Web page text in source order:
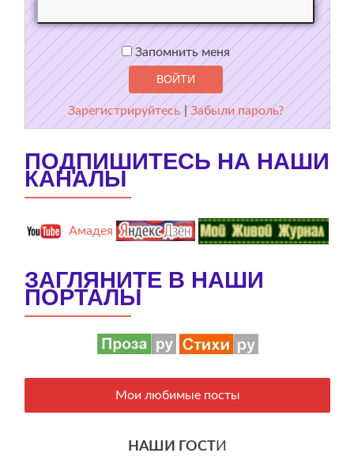
Запомнить меня
Зарегистрируйтесь |Забыли пароль?
ПОДПИШИТЕСЬ НА НАШИ
КАНАЛЫ
Амадея
ЗАГЛЯНИТЕ В НАШИ
ПОРТАЛЫ
Мои любимые посты
НАШИ ГОСТИ